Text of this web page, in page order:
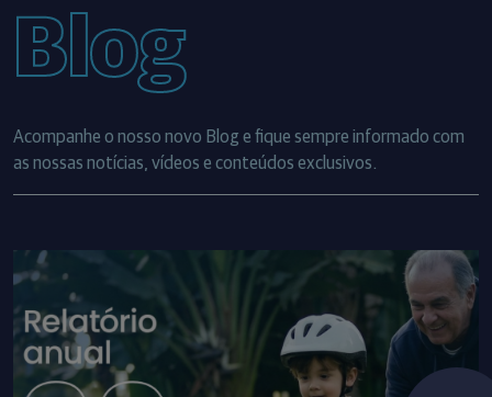
Blog
Acompanhe o nosso novo Blog e fique sempre informado com
as nossas notícias, vídeos e conteúdos exclusivos.